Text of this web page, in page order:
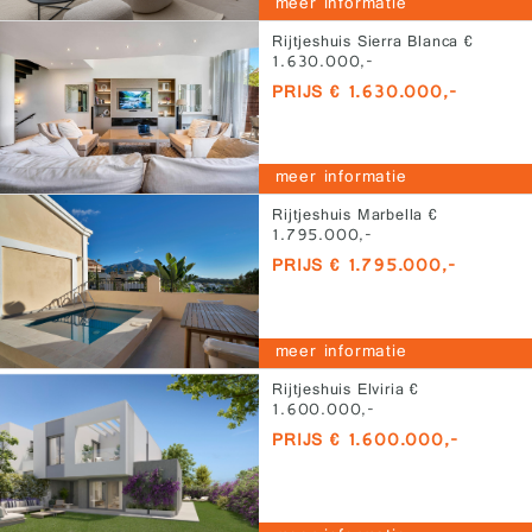
Rijtjeshuis Sierra Blanca €
1.630.000,-
PRIJS € 1.630.000,-
meer informatie
Rijtjeshuis Marbella €
1.795.000,-
PRIJS € 1.795.000,-
meer informatie
Rijtjeshuis Elviria €
1.600.000,-
PRIJS € 1.600.000,-